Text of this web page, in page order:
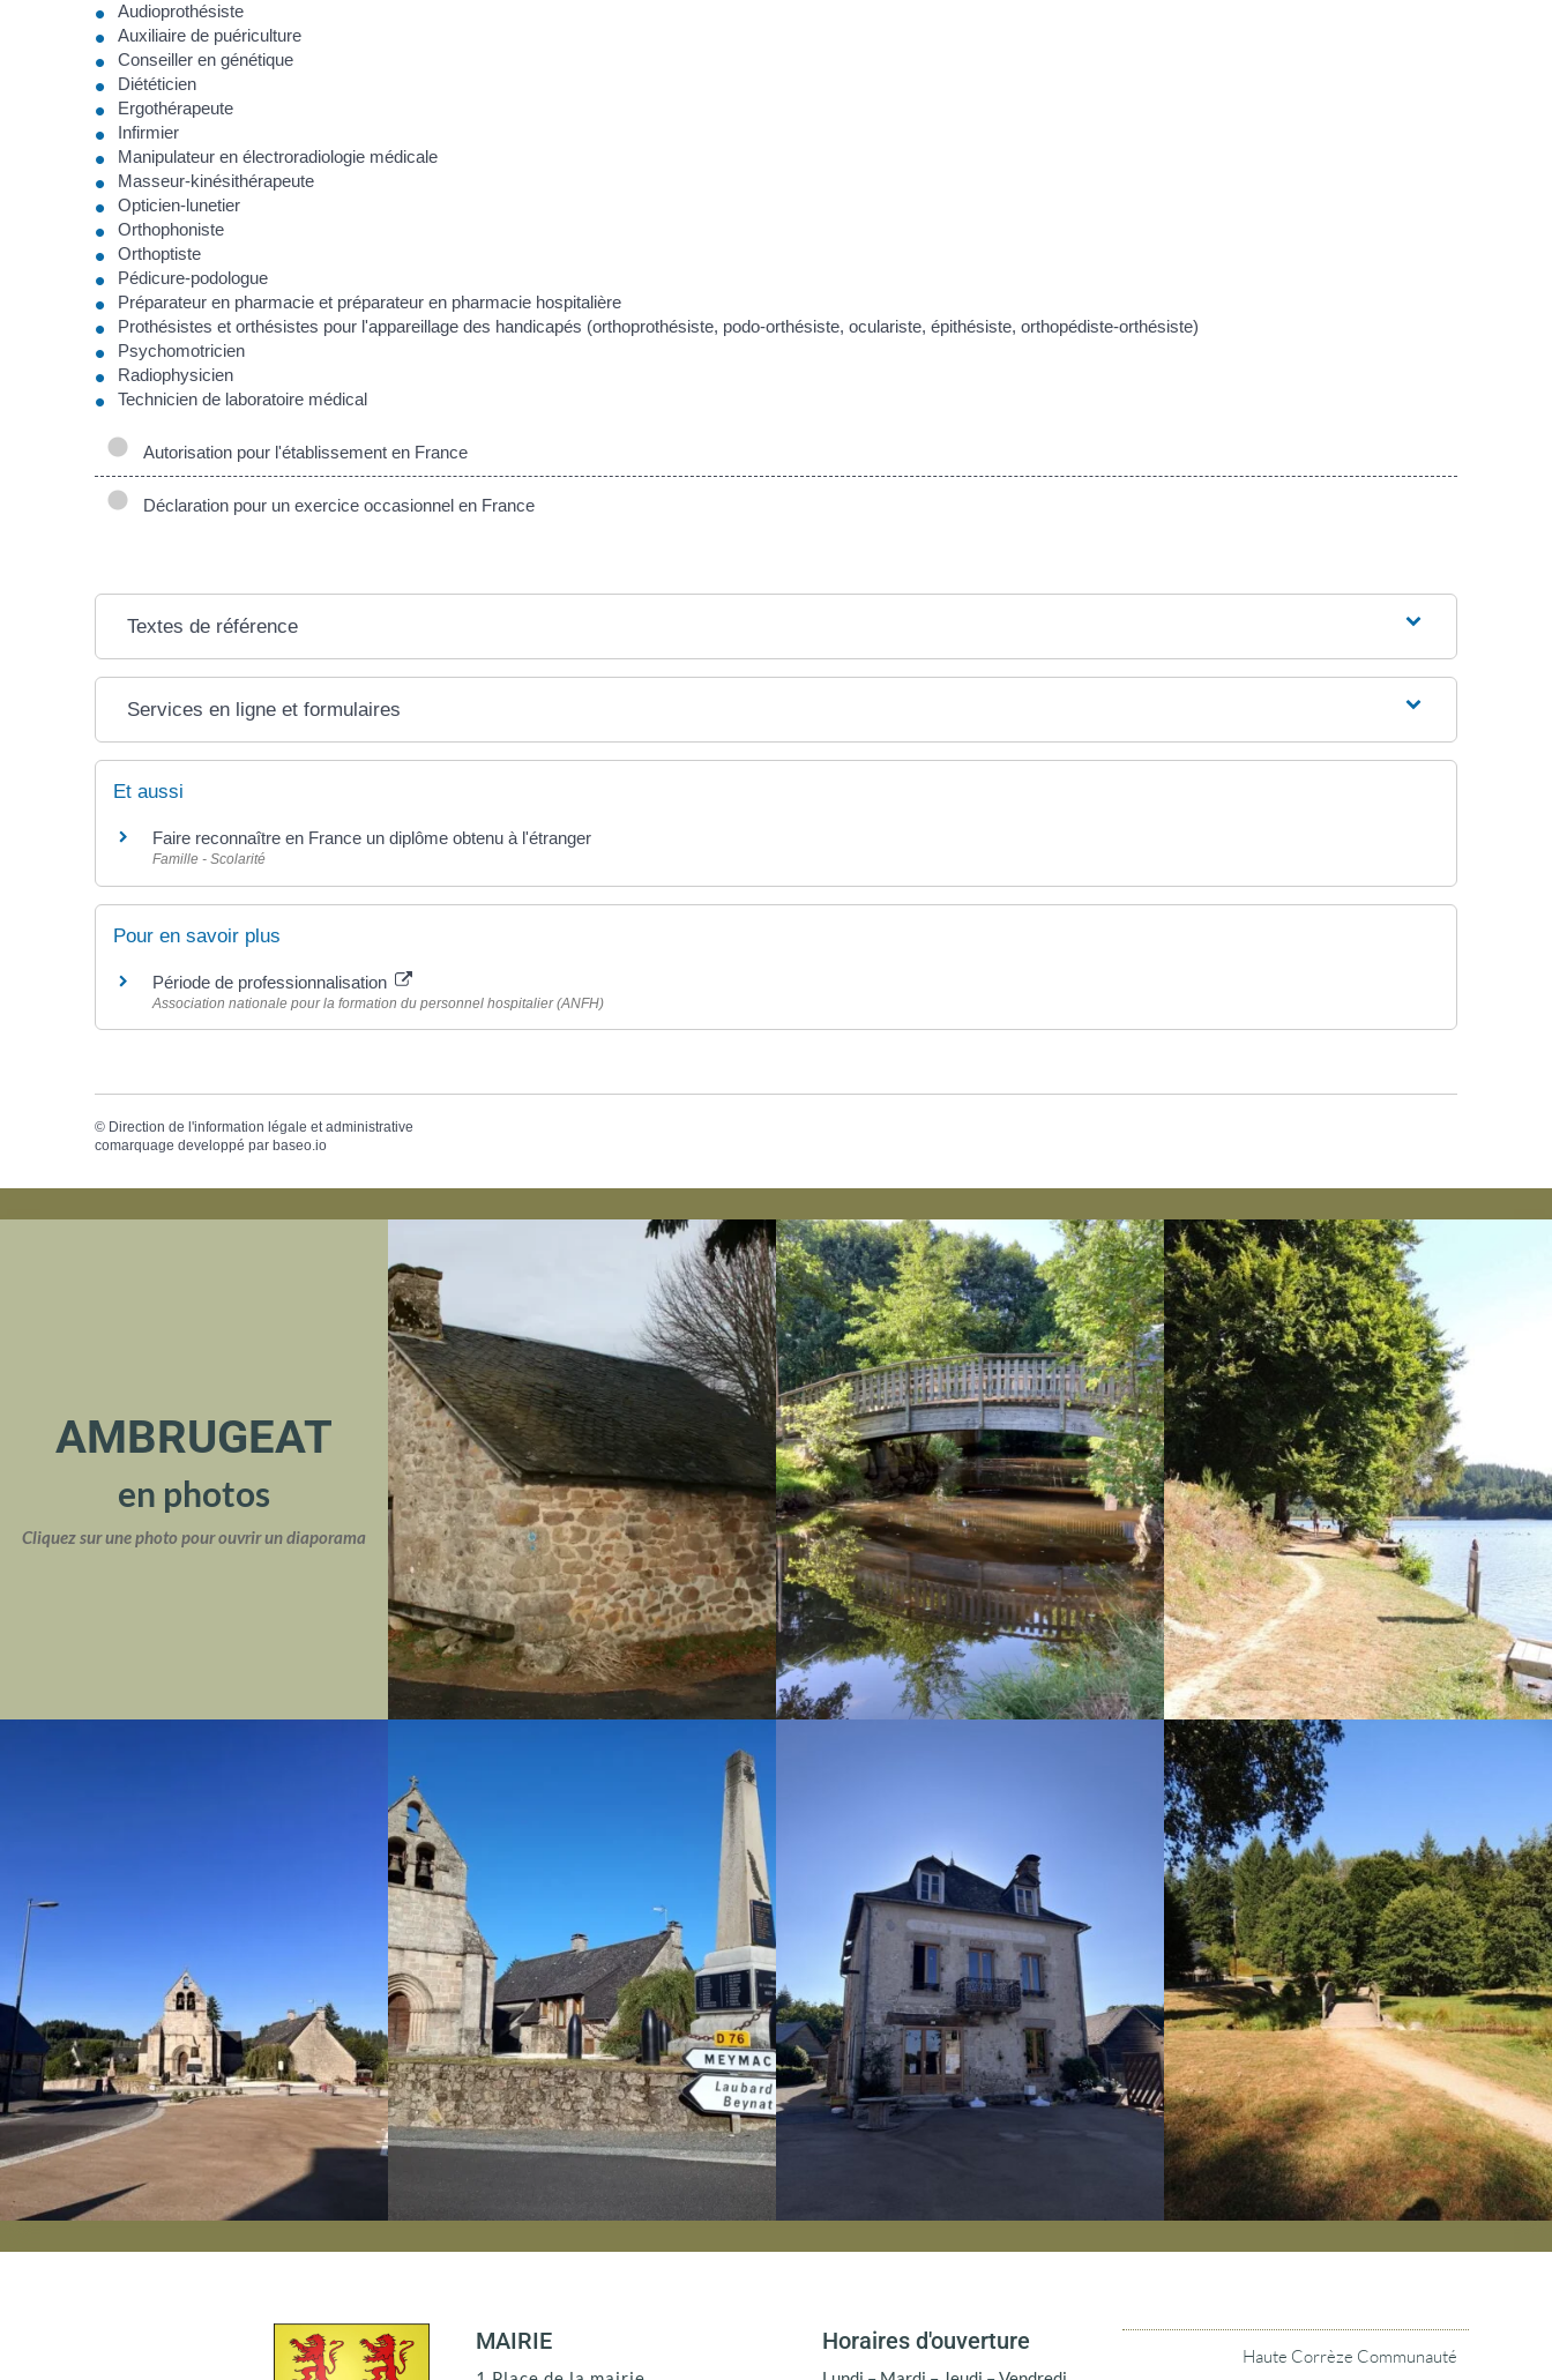
Audioprothésiste
Auxiliaire de puériculture
Conseiller en génétique
Diététicien
Ergothérapeute
Infirmier
Manipulateur en électroradiologie médicale
Masseur-kinésithérapeute
Opticien-lunetier
Orthophoniste
Orthoptiste
Pédicure-podologue
Préparateur en pharmacie et préparateur en pharmacie hospitalière
Prothésistes et orthésistes pour l'appareillage des handicapés (orthoprothésiste, podo-orthésiste, oculariste, épithésiste, orthopédiste-orthésiste)
Psychomotricien
Radiophysicien
Technicien de laboratoire médical
Autorisation pour l'établissement en France
Déclaration pour un exercice occasionnel en France
Textes de référence
Services en ligne et formulaires
Et aussi
Faire reconnaître en France un diplôme obtenu à l'étranger
Famille - Scolarité
Pour en savoir plus
Période de professionnalisation
Association nationale pour la formation du personnel hospitalier (ANFH)
© Direction de l'information légale et administrative
comarquage developpé par baseo.io
AMBRUGEAT
en photos
Cliquez sur une photo pour ouvrir un diaporama
MAIRIE Horaires d'ouverture
Haute Corrèze Communauté